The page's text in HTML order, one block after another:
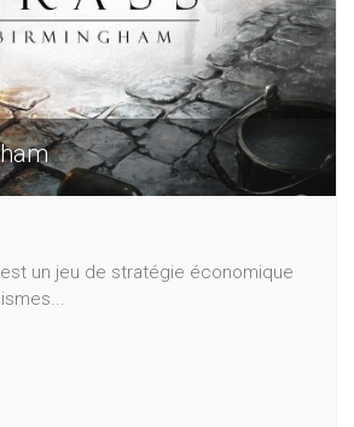
un jeu de stratégie économique